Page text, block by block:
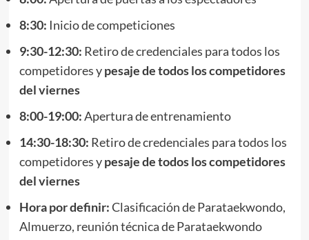
8:30: Inicio de competiciones
9:30-12:30: Retiro de credenciales para todos los
competidores ypesaje de todos los competidores
del viernes
8:00-19:00:Apertura de entrenamiento
14:30-18:30: Retiro de credenciales para todos los
competidores ypesaje de todos los competidores
del viernes
Hora por definir:Clasificación de Parataekwondo,
Almuerzo, reunión técnica de Parataekwondo